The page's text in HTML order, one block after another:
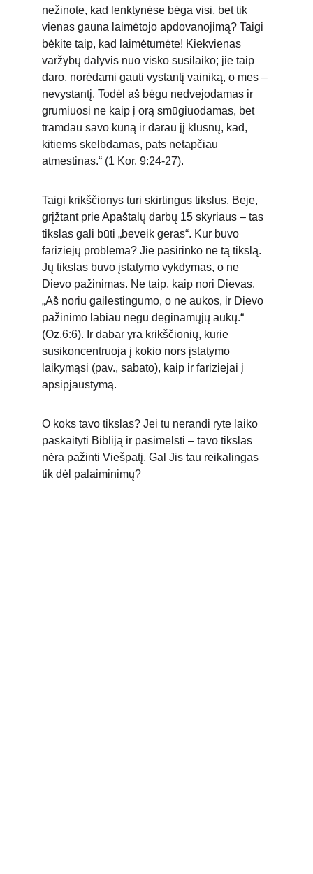
nežinote, kad lenktynėse bėga visi, bet tik
vienas gauna laimėtojo apdovanojimą? Taigi
bėkite taip, kad laimėtumėte! Kiekvienas
varžybų dalyvis nuo visko susilaiko; jie taip
daro, norėdami gauti vystantį vainiką, o mes –
nevystantį. Todėl aš bėgu nedvejodamas ir
grumiuosi ne kaip į orą smūgiuodamas, bet
tramdau savo kūną ir darau jį klusnų, kad,
kitiems skelbdamas, pats netapčiau
atmestinas.“ (1 Kor. 9:24-27).
Taigi krikščionys turi skirtingus tikslus. Beje,
grįžtant prie Apaštalų darbų 15 skyriaus – tas
tikslas gali būti „beveik geras“. Kur buvo
fariziejų problema? Jie pasirinko ne tą tikslą.
Jų tikslas buvo įstatymo vykdymas, o ne
Dievo pažinimas. Ne taip, kaip nori Dievas.
„Aš noriu gailestingumo, o ne aukos, ir Dievo
pažinimo labiau negu deginamųjų aukų.“
(Oz.6:6). Ir dabar yra krikščionių, kurie
susikoncentruoja į kokio nors įstatymo
laikymąsi (pav., sabato), kaip ir fariziejai į
apsipjaustymą.
O koks tavo tikslas? Jei tu nerandi ryte laiko
paskaityti Bibliją ir pasimelsti – tavo tikslas
nėra pažinti Viešpatį. Gal Jis tau reikalingas
tik dėl palaiminimų?